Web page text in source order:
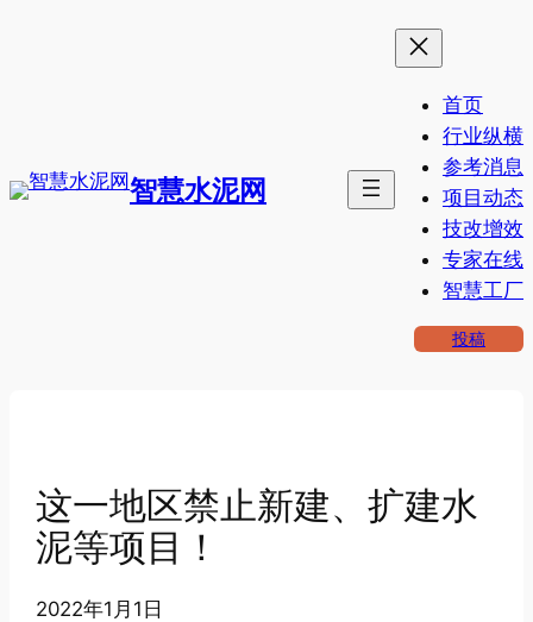
智慧水泥网
首页
行业纵横
参考消息
项目动态
技改增效
专家在线
智慧工厂
投稿
这一地区禁止新建、扩建水
泥等项目！
2022年1月1日